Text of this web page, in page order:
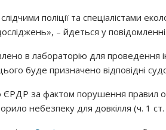
поліції та спеціалістами
– йдеться у повідомленні.
в лабораторію для проведення
буде призначено відповідні
ЄРДР за фактом порушення
небезпеку для довкілля (ч. 1